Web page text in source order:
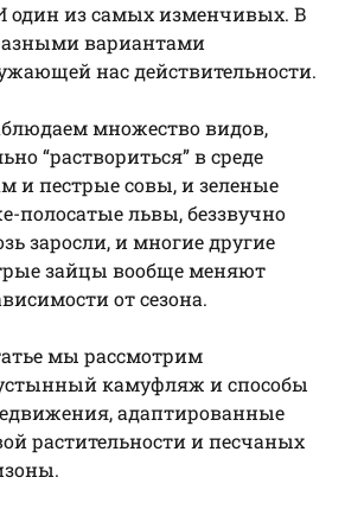
из самых изменчивых. В
вариантами
нас действительности.
множество видов,
“раствориться” в среде
и пестрые совы, и зеленые
полосатые львы, беззвучно
заросли, и многие другие
зайцы вообще меняют
от сезона.
мы рассмотрим
камуфляж и способы
адаптированные
растительности и песчаных